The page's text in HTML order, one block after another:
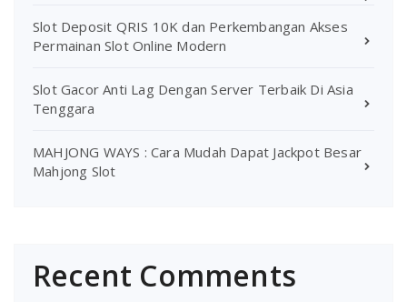
Slot Deposit QRIS 10K dan Perkembangan Akses
Permainan Slot Online Modern
Slot Gacor Anti Lag Dengan Server Terbaik Di Asia
Tenggara
MAHJONG WAYS : Cara Mudah Dapat Jackpot Besar
Mahjong Slot
Recent Comments